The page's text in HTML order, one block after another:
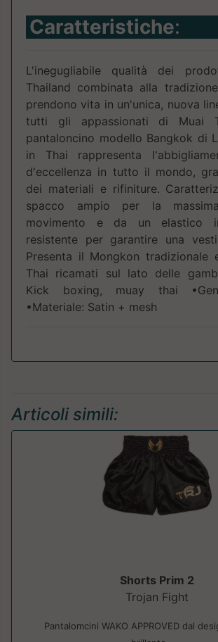
Caratteristiche:
L'inegugliabile qualità dei
Thailand combinata alla
prendono vita in un'unica, nuova
tutti gli appassionati di Muai
pantaloncino modello Bangkok di
in Thai rappresenta
d'eccellenza in tutto il mondo,
dei materiali e rifiniture.
spacco ampio per la
movimento e da un elastico
resistente per garantire una
Presenta il Mongkon tradizionale
Thai ricamati sul lato delle
Kick boxing, muay thai
•Materiale: Satin + mesh
Articoli simili:
Shorts Prim 2
Trojan Fight
Pantalomcini WAKO APPROVED dal